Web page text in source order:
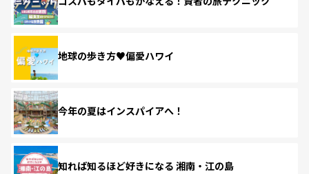
地球の歩き方♥偏愛ハワイ
今年の夏はインスパイアへ！
知れば知るほど好きになる 湘南・江の島